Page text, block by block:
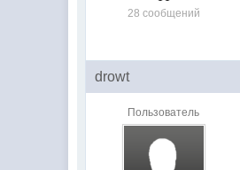
28 сообщений
drowt
Пользователь